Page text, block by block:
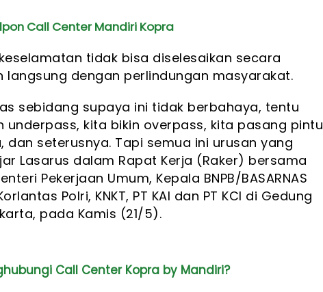
Call Center Mandiri Kopra
tidak bisa diselesaikan secara
langsung dengan perlindungan masyarakat.
sebidang supaya ini tidak berbahaya, tentu
underpass, kita bikin overpass, kita pasang pintu
dan seterusnya. Tapi semua ini urusan yang
Lasarus dalam Rapat Kerja (Raker) bersama
Pekerjaan Umum, Kepala BNPB/BASARNAS
Polri, KNKT, PT KAI dan PT KCI di Gedung
pada Kamis (21/5).
Call Center Kopra by Mandiri?